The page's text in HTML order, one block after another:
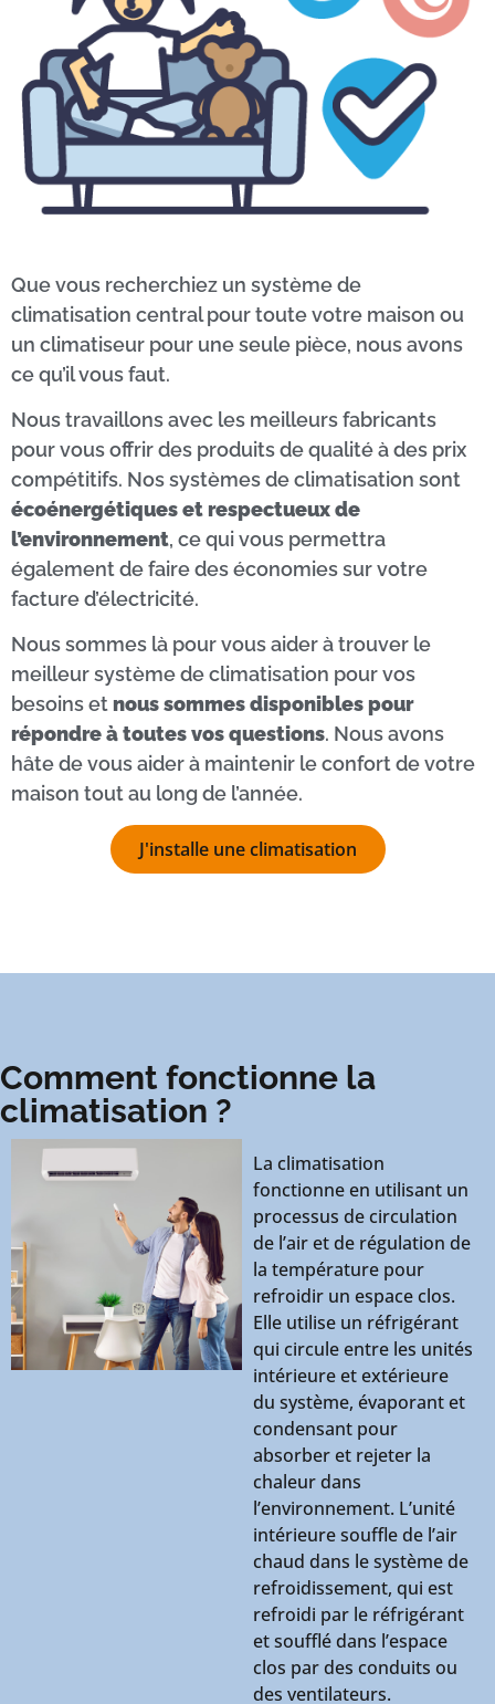
Que vous recherchiez un système de
climatisation central pour toute votre maison ou
un climatiseur pour une seule pièce, nous avons
ce qu’il vous faut.
Nous travaillons avec les meilleurs fabricants
pour vous offrir des produits de qualité à des prix
compétitifs. Nos systèmes de climatisation sont
écoénergétiques et respectueux de
l’environnement, ce qui vous permettra
également de faire des économies sur votre
facture d’électricité.
Nous sommes là pour vous aider à trouver le
meilleur système de climatisation pour vos
besoins etnous sommes disponibles pour
répondre à toutes vos questions. Nous avons
hâte de vous aider à maintenir le confort de votre
maison tout au long de l’année.
J'installe une climatisation
Comment fonctionne la
climatisation ?
La climatisation
fonctionne en utilisant un
processus de circulation
de l’air et de régulation de
la température pour
refroidir un espace clos.
Elle utilise un réfrigérant
qui circule entre les unités
intérieure et extérieure
du système, évaporant et
condensant pour
absorber et rejeter la
chaleur dans
l’environnement. L’unité
intérieure souffle de l’air
chaud dans le système de
refroidissement, qui est
refroidi par le réfrigérant
et soufflé dans l’espace
clos par des conduits ou
des ventilateurs.